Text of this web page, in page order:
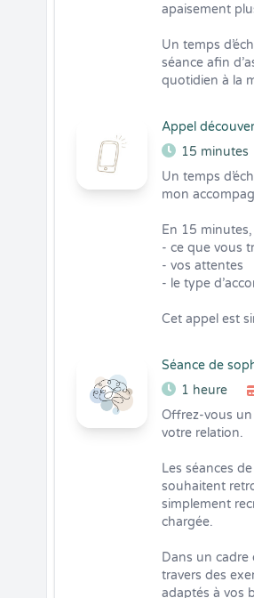
apaisement
Un temps
séance afin
quotidien à la
Appel
15 minutes
Un temps
mon
En 15
- ce que vous
- vos attentes
- le type
Cet appel est
Séance de
1 heure
Offrez-vous
votre relation.
Les séances
souhaitent
simplement
chargée.
Dans un
travers des
adaptés à vos